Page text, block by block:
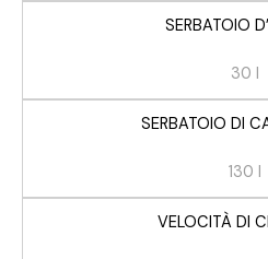
SERBATOIO
30 l
SERBATOIO DI
130 l
VELOCITÀ DI